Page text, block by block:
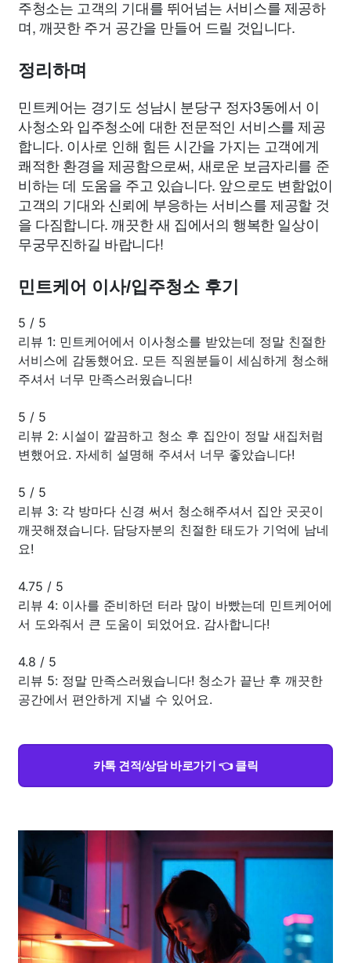
주청소는 고객의 기대를 뛰어넘는 서비스를 제공하
며, 깨끗한 주거 공간을 만들어 드릴 것입니다.
정리하며
민트케어는 경기도 성남시 분당구 정자3동에서 이
사청소와 입주청소에 대한 전문적인 서비스를 제공
합니다. 이사로 인해 힘든 시간을 가지는 고객에게
쾌적한 환경을 제공함으로써, 새로운 보금자리를 준
비하는 데 도움을 주고 있습니다. 앞으로도 변함없이
고객의 기대와 신뢰에 부응하는 서비스를 제공할 것
을 다짐합니다. 깨끗한 새 집에서의 행복한 일상이
무궁무진하길 바랍니다!
민트케어 이사/입주청소 후기
5 / 5
리뷰 1: 민트케어에서 이사청소를 받았는데 정말 친절한
서비스에 감동했어요. 모든 직원분들이 세심하게 청소해
주셔서 너무 만족스러웠습니다!
5 / 5
리뷰 2: 시설이 깔끔하고 청소 후 집안이 정말 새집처럼
변했어요. 자세히 설명해 주셔서 너무 좋았습니다!
5 / 5
리뷰 3: 각 방마다 신경 써서 청소해주셔서 집안 곳곳이
깨끗해졌습니다. 담당자분의 친절한 태도가 기억에 남네
요!
4.75 / 5
리뷰 4: 이사를 준비하던 터라 많이 바빴는데 민트케어에
서 도와줘서 큰 도움이 되었어요. 감사합니다!
4.8 / 5
리뷰 5: 정말 만족스러웠습니다! 청소가 끝난 후 깨끗한
공간에서 편안하게 지낼 수 있어요.
카톡 견적/상담 바로가기 👈 클릭